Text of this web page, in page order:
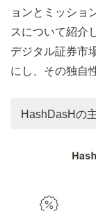
ョンとミッショ
スについて紹介
デジタル証券市
にし、その独自
HashDasHの